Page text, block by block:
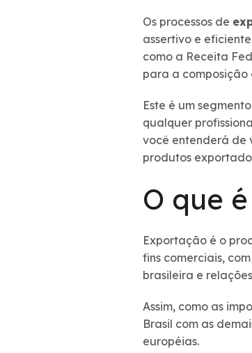
Os processos de
assertivo e
como a Receita
para a composição
Este é um
qualquer
você entenderá de
produtos
O que
Exportação é o
fins comerciais,
brasileira e
Assim, como as
Brasil com as
européias.